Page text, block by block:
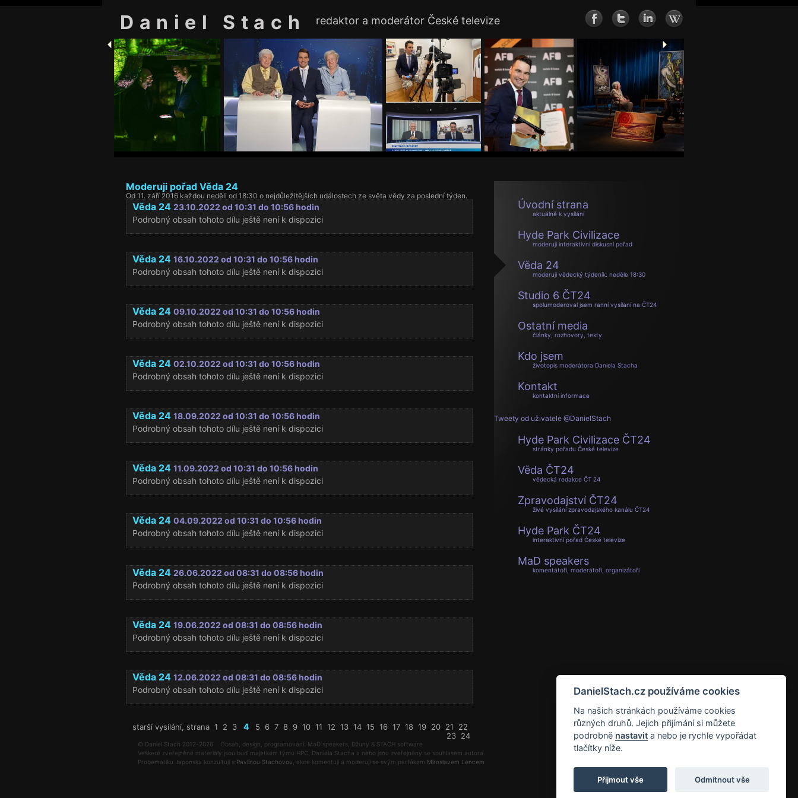
Daniel Stach redaktor a moderátor České televize
Moderuji pořad Věda 24
Od 11. září 2016 každou neděli od 18:30 o nejdůležitějších událostech ze světa vědy za poslední týden.
Věda 24 23.10.2022 od 10:31 do 10:56 hodin
Podrobný obsah tohoto dílu ještě není k dispozici
Věda 24 16.10.2022 od 10:31 do 10:56 hodin
Podrobný obsah tohoto dílu ještě není k dispozici
Věda 24 09.10.2022 od 10:31 do 10:56 hodin
Podrobný obsah tohoto dílu ještě není k dispozici
Věda 24 02.10.2022 od 10:31 do 10:56 hodin
Podrobný obsah tohoto dílu ještě není k dispozici
Věda 24 18.09.2022 od 10:31 do 10:56 hodin
Podrobný obsah tohoto dílu ještě není k dispozici
Věda 24 11.09.2022 od 10:31 do 10:56 hodin
Podrobný obsah tohoto dílu ještě není k dispozici
Věda 24 04.09.2022 od 10:31 do 10:56 hodin
Podrobný obsah tohoto dílu ještě není k dispozici
Věda 24 26.06.2022 od 08:31 do 08:56 hodin
Podrobný obsah tohoto dílu ještě není k dispozici
Věda 24 19.06.2022 od 08:31 do 08:56 hodin
Podrobný obsah tohoto dílu ještě není k dispozici
Věda 24 12.06.2022 od 08:31 do 08:56 hodin
Podrobný obsah tohoto dílu ještě není k dispozici
starší vysílání, strana 1 2 3 4 5 6 7 8 9 10 11 12 13 14 15 16 17 18 19 20 21
22
23 24
Úvodní strana
aktuálně k vysílání
Hyde Park Civilizace
moderuji interaktivní diskusní pořad
Věda 24
moderuji vědecký týdeník: neděle 18:30
Studio 6 ČT24
spolumoderoval jsem ranní vysílání na ČT24
Ostatní media
články, rozhovory, texty
Kdo jsem
životopis moderátora Daniela Stacha
Kontakt
kontaktní informace
Tweety od uživatele @DanielStach
Hyde Park Civilizace ČT24
stránky pořadu České televize
Věda ČT24
vědecká redakce ČT 24
Zpravodajství ČT24
živé vysílání zpravodajského kanálu ČT24
Hyde Park ČT24
interaktivní pořad České televize
MaD speakers
komentátoři, moderátoři, organizátoři
© Daniel Stach 2012-2026 Obsah, design, programování: MaD speakers, Džuny & STACH software
Veškeré zveřejněné materiály jsou buď majetkem týmu HPC, Daniela Stacha a nebo jsou zveřejněny se souhlasem autora.
Probematiku Japonska konzultuji s Pavlínou Stachovou , akce komentuji a moderuji se svým parťákem Miroslavem Lencem
DanielStach.cz používáme cookies
Na našich stránkách používáme cookies
různých druhů. Jejich přijímání si můžete
podrobně nastavita nebo je rychle vypořádat
tlačítky níže.
Přijmout vše Odmítnout vše